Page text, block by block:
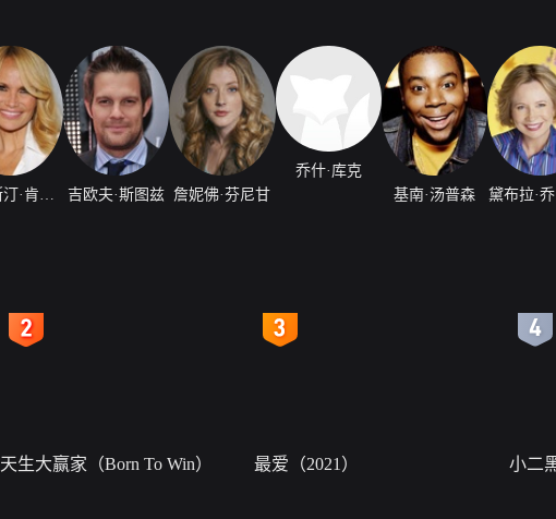
吉欧夫·斯图兹 詹妮佛·芬尼甘
乔什·库克
基南·汤普森
黛布拉·
天生大赢家（Born To Win） 最爱（2021） 小二